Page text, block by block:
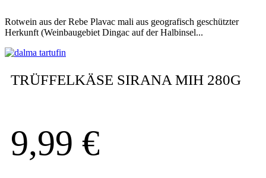
Rotwein aus der Rebe Plavac mali aus geografisch geschützter
Herkunft (Weinbaugebiet Dingac auf der Halbinsel...
TRÜFFELKÄSE SIRANA MIH 280G
9,99 €